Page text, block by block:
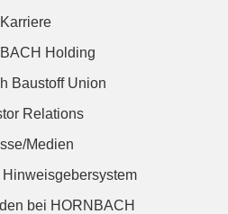
Karriere
Holding
Baustoff Union
Relations
Medien
bei HORNBACH